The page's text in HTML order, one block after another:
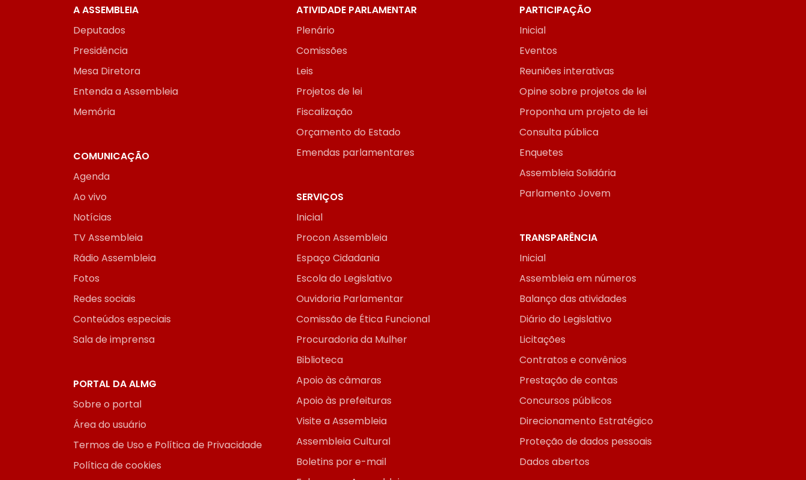
A ASSEMBLEIA
Deputados
Presidência
Mesa Diretora
Entenda a Assembleia
Memória
ATIVIDADE PARLAMENTAR
Plenário
Comissões
Leis
Projetos de lei
Fiscalização
Orçamento do Estado
Emendas parlamentares
PARTICIPAÇÃO
Inicial
Eventos
Reuniões interativas
Opine sobre projetos de lei
Proponha um projeto de lei
Consulta pública
Enquetes
Assembleia Solidária
Parlamento Jovem
COMUNICAÇÃO
Agenda
Ao vivo
Notícias
TV Assembleia
Rádio Assembleia
Fotos
Redes sociais
Conteúdos especiais
Sala de imprensa
SERVIÇOS
Inicial
Procon Assembleia
Espaço Cidadania
Escola do Legislativo
Ouvidoria Parlamentar
Comissão de Ética Funcional
Procuradoria da Mulher
Biblioteca
Apoio às câmaras
Apoio às prefeituras
Visite a Assembleia
Assembleia Cultural
Boletins por e-mail
TRANSPARÊNCIA
Inicial
Assembleia em números
Balanço das atividades
Diário do Legislativo
Licitações
Contratos e convênios
Prestação de contas
Concursos públicos
Direcionamento Estratégico
Proteção de dados pessoais
Dados abertos
PORTAL DA ALMG
Sobre o portal
Área do usuário
Termos de Uso e Política de Privacidade
Política de cookies